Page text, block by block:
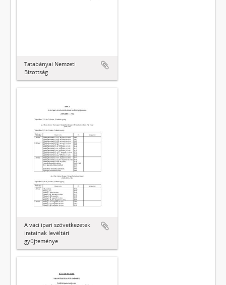
Tatabányai Nemzeti
Bizottság
A váci ipari szövetkezetek
iratainak levéltári
gyűjteménye